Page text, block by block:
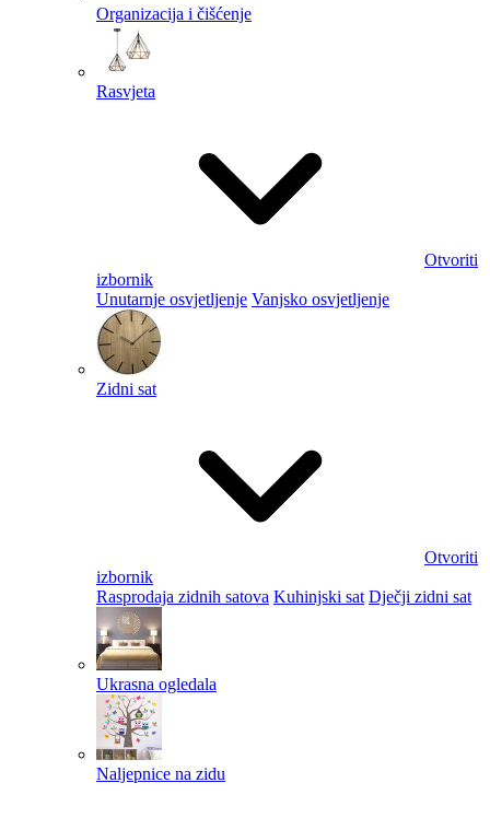
Organizacija i čišćenje
Rasvjeta
Otvoriti
izbornik
Unutarnje osvjetljenje Vanjsko osvjetljenje
Zidni sat
Otvoriti
izbornik
Rasprodaja zidnih satova Kuhinjski sat Dječji zidni sat
Ukrasna ogledala
Naljepnice na zidu